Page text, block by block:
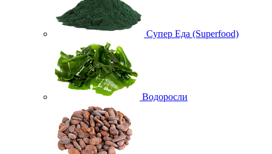
Супер Еда (Superfood)
Водоросли